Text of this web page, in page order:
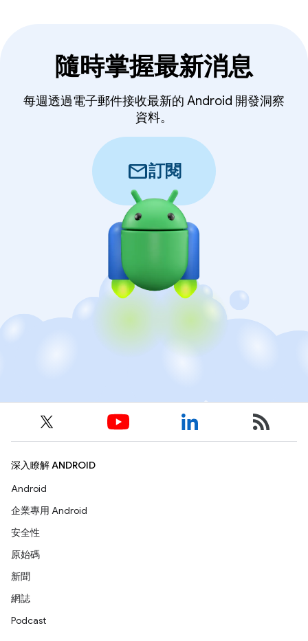
隨時掌握最新消息
每週透過電子郵件接收最新的 Android 開發洞察
資料。
mail訂閱
深入瞭解 ANDROID
Android
企業專用 Android
安全性
原始碼
新聞
網誌
Podcast